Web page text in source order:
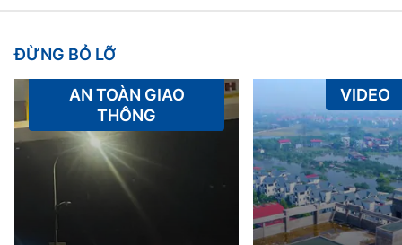
ĐỪNG BỎ LỠ
AN TOÀN GIAO
THÔNG
VIDEO